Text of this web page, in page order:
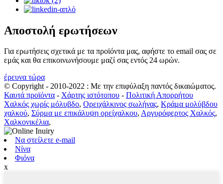
Αποστολή ερωτήσεων
Για ερωτήσεις σχετικά με τα προϊόντα μας, αφήστε το email σας σε
εμάς και θα επικοινωνήσουμε μαζί σας εντός 24 ωρών.
έρευνα τώρα
© Copyright - 2010-2022 : Με την επιφύλαξη παντός δικαιώματος.
Καυτά προϊόντα - Χάρτης ιστότοπου - Πολιτική Απορρήτου
Χαλκός χωρίς μόλυβδο, Ορειχάλκινος σωλήνας, Κράμα μολύβδου
χαλκού, Σύρμα με επικάλυψη ορείχαλκου, Αργυρόφερτος Χαλκός,
Χαλκονικέλια,
Να στείλετε e-mail
Νίνα
Φιόνα
x